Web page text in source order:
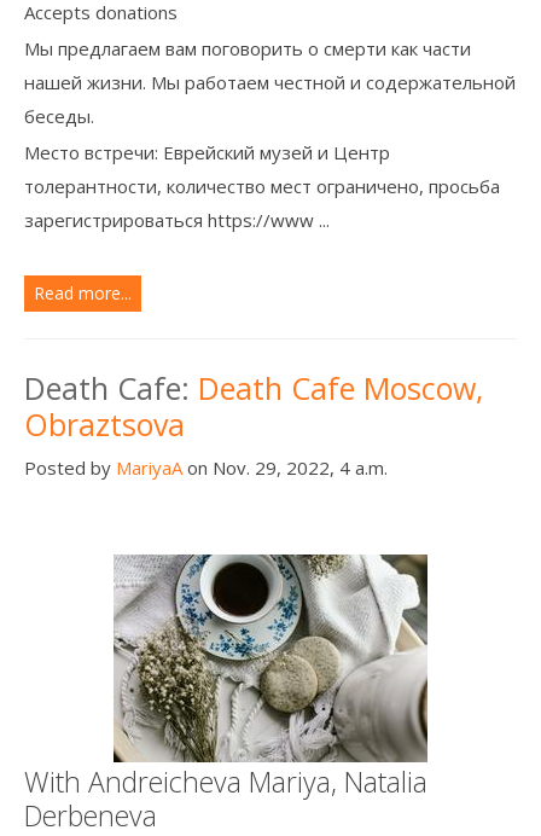
Accepts donations
Мы предлагаем вам поговорить о смерти как части
нашей жизни. Мы работаем честной и содержательной
беседы.
Место встречи: Еврейский музей и Центр
толерантности, количество мест ограничено, просьба
зарегистрироваться https://www ...
Read more...
Death Cafe: Death Cafe Moscow,
Obraztsova
Posted by MariyaA on Nov. 29, 2022, 4 a.m.
With Andreicheva Mariya, Natalia
Derbeneva